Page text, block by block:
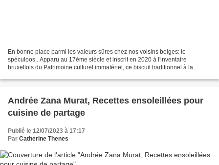
En bonne place parmi les valeurs sûres chez nos voisins belges: le
spéculoos . Apparu au 17ème siècle et inscrit en 2020 à l'inventaire
bruxellois du Patrimoine culturel immatériel, ce biscuit traditionnel à la
Andrée Zana Murat, Recettes ensoleillées pour
cuisine de partage
Publié le 12/07/2023 à 17:17
Par Catherine Thenes